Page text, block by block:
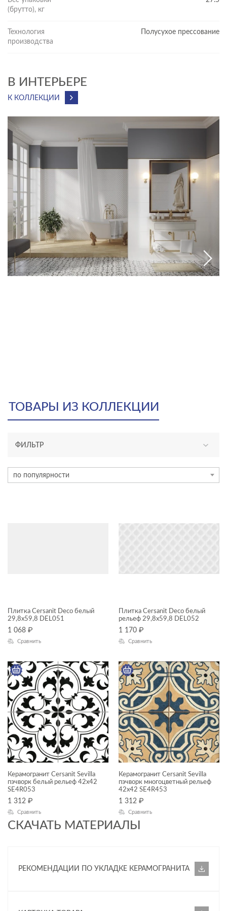
(брутто), кг
Технология
производства
Полусухое прессование
В ИНТЕРЬЕРЕ
К КОЛЛЕКЦИИ
СКАЧАТЬ МАТЕРИАЛЫ
РЕКОМЕНДАЦИИ ПО УКЛАДКЕ КЕРАМОГРАНИТА
ТОВАРЫ ИЗ КОЛЛЕКЦИИ
ФИЛЬТР
керамогранит
ФОРМАТ ПЛИТКИ, СМ
42x42
ГАБАРИТЫ
Ширина, см
Длина, см
Deco mix
по популярности
Плитка Cersanit Deco белый
29,8x59,8 DEL051
1 068 ₽
Сравнить
Плитка Cersanit Deco белый
рельеф 29,8x59,8 DEL052
1 170 ₽
Сравнить
Керамогранит Cersanit Sevilla
пэчворк белый рельеф 42x42
SE4R053
1 312 ₽
Сравнить
Керамогранит Cersanit Sevilla
пэчворк многоцветный рельеф
42x42 SE4R453
1 312 ₽
Сравнить